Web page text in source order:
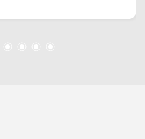
Localizado
e Rod. Luiz de Queiroz.